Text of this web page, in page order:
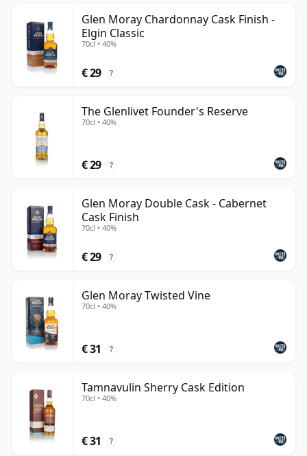
Glen Moray Chardonnay Cask Finish -
Elgin Classic
70cl • 40%
€ 29 ?
The Glenlivet Founder's Reserve
70cl • 40%
€ 29 ?
Glen Moray Double Cask - Cabernet
Cask Finish
70cl • 40%
€ 29 ?
Glen Moray Twisted Vine
70cl • 40%
€ 31 ?
Tamnavulin Sherry Cask Edition
70cl • 40%
€ 31 ?